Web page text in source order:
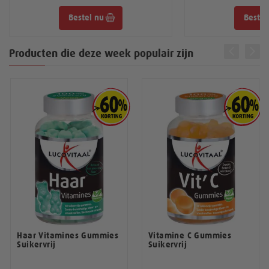
Ondersteunt het immuunsysteem.
Gemakkelijk slikbare capsule
Geen suiker toegevoegd, geen zout
Bestel nu Bestel
Producten die deze week populair zijn
Haar Vitamines Gummies
Suikervrij
Vitamine C Gummies
Suikervrij